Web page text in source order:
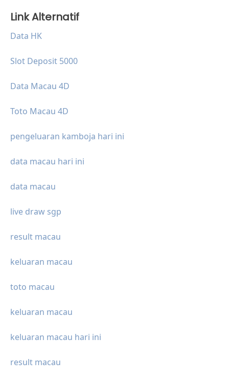
Link Alternatif
Data HK
Slot Deposit 5000
Data Macau 4D
Toto Macau 4D
pengeluaran kamboja hari ini
data macau hari ini
data macau
live draw sgp
result macau
keluaran macau
toto macau
keluaran macau
keluaran macau hari ini
result macau